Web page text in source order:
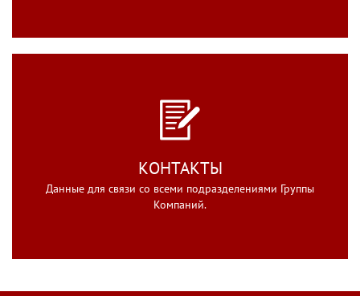
КОНТАКТЫ
Данные для связи со всеми подразделениями Группы
Компаний.